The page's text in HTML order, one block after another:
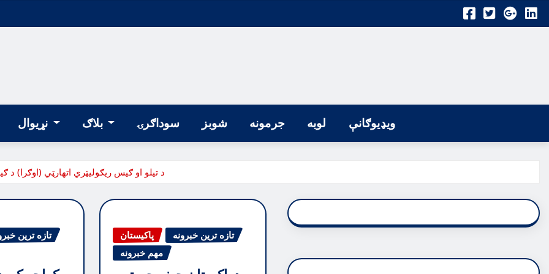
بلاګ سوداګرۍ شوبز جرمونه لوبه ویډیوګانې
د تيلو او ګيس ريګوليټري اتهارټي (اوګرا)
تازه ترین
پاکیستان
تازه ترین خبرونه
مهم خبرونه